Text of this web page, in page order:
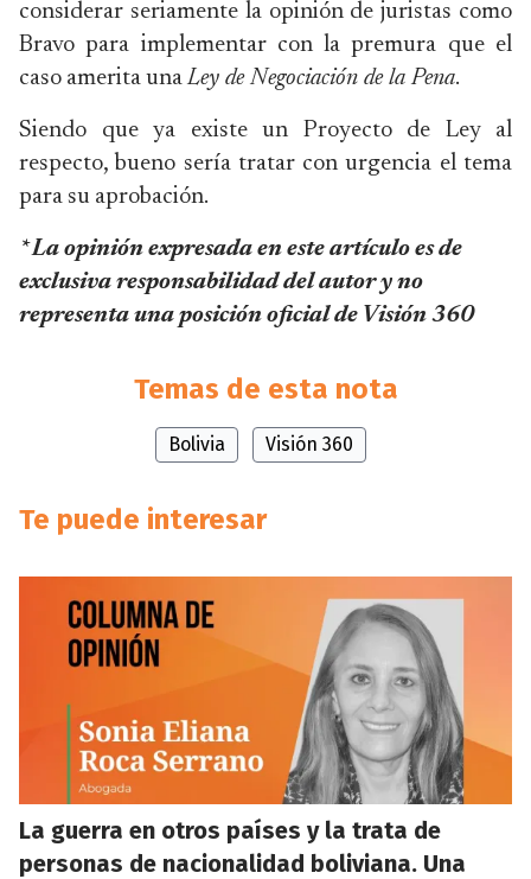
considerar seriamente la opinión de juristas como
Bravo para implementar con la premura que el
caso amerita unaLey de Negociación de la Pena.
Siendo que ya existe un Proyecto de Ley al
respecto, bueno sería tratar con urgencia el tema
para su aprobación.
* La opinión expresada en este artículo es de
exclusiva responsabilidad del autor y no
representa una posición oficial de Visión 360
Temas de esta nota
Bolivia Visión 360
Te puede interesar
La guerra en otros países y la trata de
personas de nacionalidad boliviana. Una